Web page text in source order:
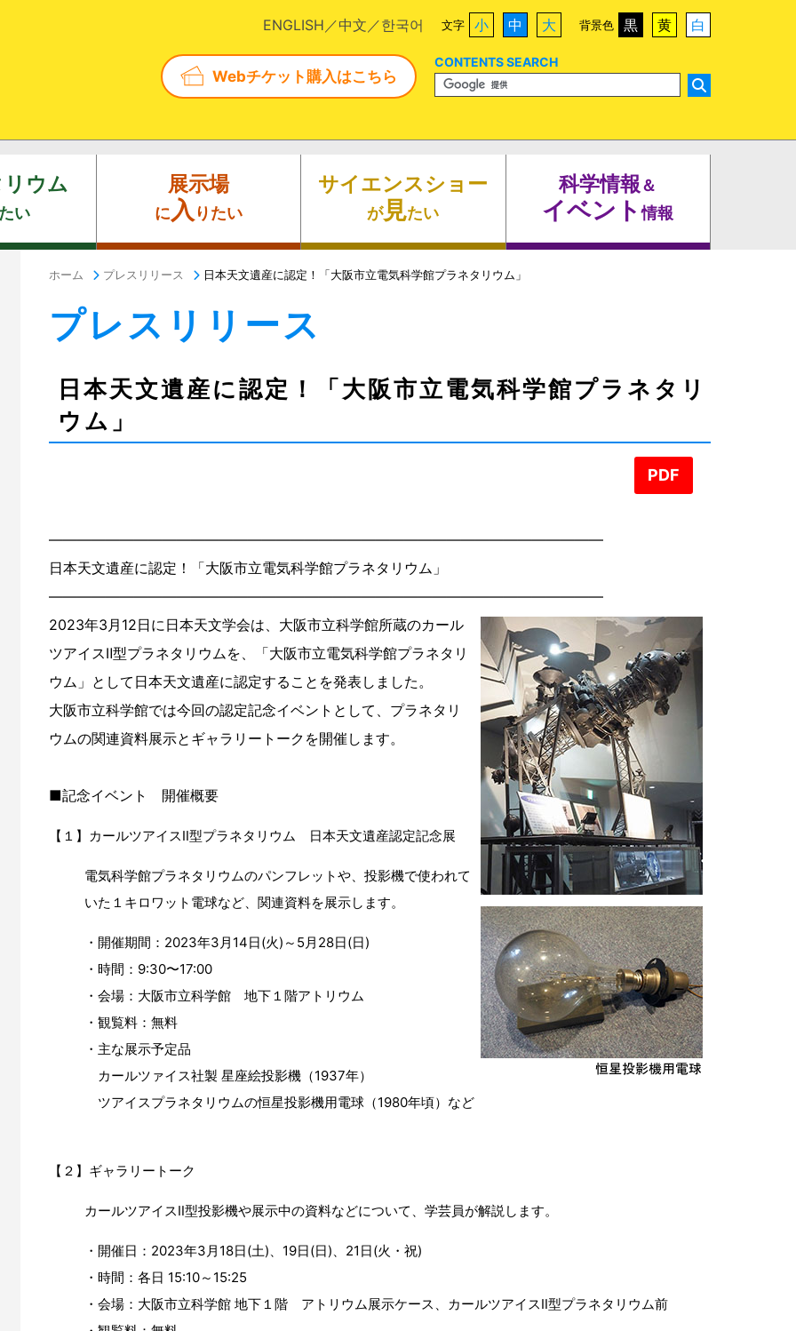
ENGLISH 中文 한국어 文字 小 中 大 背景色 黒 黄 白
Webチケット購入はこちら
CONTENTS SEARCH
ウム
い
展示場
に入 りたい
サイエンスショー
が見たい
科学情報＆
イベント情報
ホーム プレスリリース 日本天文遺産に認定！「大阪市立電気科学館プラネタリウム」
プレスリリース
日本天文遺産に認定！「大阪市立電気科学館プラネタリ
ウム」
PDF
―――――――――――――――――――――――――――――――――――――――
日本天文遺産に認定！「大阪市立電気科学館プラネタリウム」
―――――――――――――――――――――――――――――――――――――――
2023年3月12日に日本天文学会は、大阪市立科学館所蔵のカール
ツアイスⅡ型プラネタリウムを、「大阪市立電気科学館プラネタリ
ウム」として日本天文遺産に認定することを発表しました。
大阪市立科学館では今回の認定記念イベントとして、プラネタリ
ウムの関連資料展示とギャラリートークを開催します。
■記念イベント 開催概要
【１】カールツアイスⅡ型プラネタリウム 日本天文遺産認定記念展
電気科学館プラネタリウムのパンフレットや、投影機で使われて
いた１キロワット電球など、関連資料を展示します。
・開催期間：2023年3月14日(火)～5月28日(日)
・時間：9:30〜17:00
・会場：大阪市立科学館 地下１階アトリウム
・観覧料：無料
・主な展示予定品
カールツァイス社製 星座絵投影機（1937年）
ツアイスプラネタリウムの恒星投影機用電球（1980年頃）など
【２】ギャラリートーク
カールツアイスⅡ型投影機や展示中の資料などについて、学芸員が解説します。
・開催日：2023年3月18日(土)、19日(日)、21日(火・祝)
・時間：各日 15:10～15:25
・会場：大阪市立科学館 地下１階 アトリウム展示ケース、カールツアイスⅡ型プラネタリウム前